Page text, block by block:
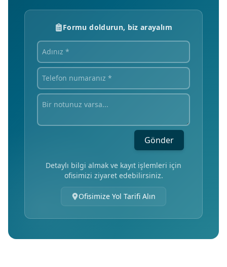
Formu doldurun, biz arayalım
Gönder
Detaylı bilgi almak ve kayıt işlemleri için
ofisimizi ziyaret edebilirsiniz.
Ofisimize Yol Tarifi Alın